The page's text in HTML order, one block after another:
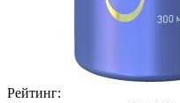
Рейтинг: